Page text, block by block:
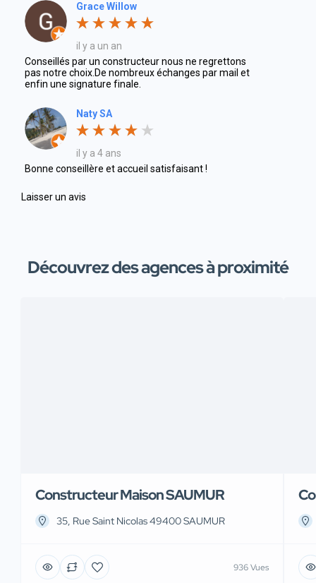
Grace Willow
il y a un an
Conseillés par un constructeur nous ne regrettons
pas notre choix.De nombreux échanges par mail et
enfin une signature finale.
Naty SA
il y a 4 ans
Bonne conseillère et accueil satisfaisant !
Laisser un avis
Découvrez des agences à proximité
Constructeur Maison SAUMUR
35, Rue Saint Nicolas 49400 SAUMUR
936 Vues